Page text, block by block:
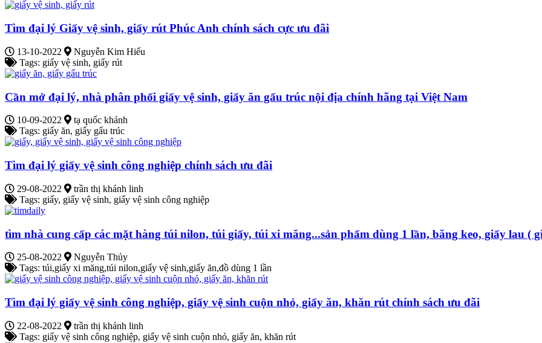
Tìm đại lý Giấy vệ sinh, giấy rút Phúc Anh chính sách cực ưu đãi
13-10-2022
Nguyễn Kim Hiếu
Tags: giấy vệ sinh, giấy rút
Cần mở đại lý, nhà phân phối giấy vệ sinh, giấy ăn gấu trúc nội địa chính hãng tại Việt Nam
10-09-2022
tạ quốc khánh
Tags: giấy ăn, giấy gấu trúc
Tìm đại lý giấy vệ sinh công nghiệp chính sách ưu đãi
29-08-2022
trần thị khánh linh
Tags: giấy, giấy vệ sinh, giấy vệ sinh công nghiệp
tìm nhà cung cấp các mặt hàng túi nilon, túi giấy, túi xi măng...sản phẩm dùng 1 lần, băng keo, giấy lau (
25-08-2022
Nguyễn Thủy
Tags: túi,giấy xi măng,túi nilon,giấy vệ sinh,giấy ăn,đồ dùng 1 lần
Tìm đại lý giấy vệ sinh công nghiệp, giấy vệ sinh cuộn nhỏ, giấy ăn, khăn rút chính sách ưu đãi
22-08-2022
trần thị khánh linh
Tags: giấy vệ sinh công nghiệp, giấy vệ sinh cuộn nhỏ, giấy ăn, khăn rút